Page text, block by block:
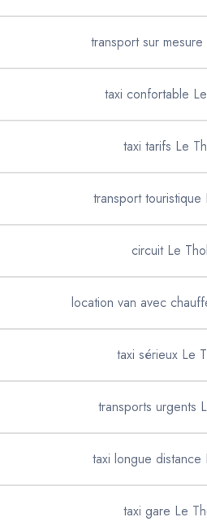
transport sur
taxi confortable
taxi tarifs Le
transport touristique
circuit Le
location van avec
taxi sérieux Le
transports urgents
taxi longue distance
taxi gare Le